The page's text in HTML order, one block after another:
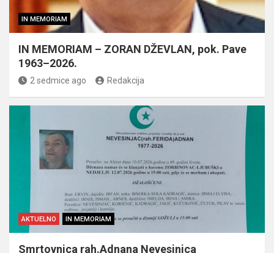
IN MEMORIAM
IN MEMORIAM – ZORAN DŽEVLAN, pok. Pave
1963–2026.
2 sedmice ago Redakcija
AKTUELNO IN MEMORIAM
Smrtovnica rah.Adnana Nevesinjca